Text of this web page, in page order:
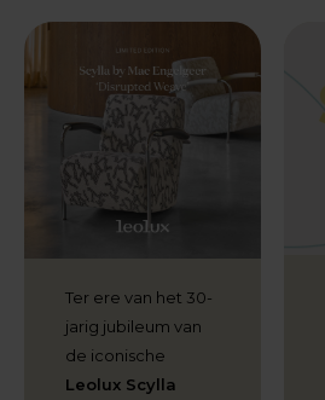
Ter ere van het 30-
jarig jubileum van
de iconische
Leolux Scylla